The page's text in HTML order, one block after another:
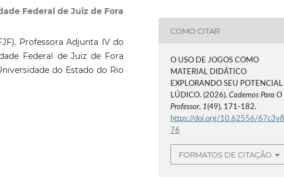
Federal de Juiz de Fora
Professora Adjunta IV do
Federal de Juiz de Fora
do Estado do Rio
COMO CITAR
O USO DE JOGOS COMO
MATERIAL DIDÁTICO
EXPLORANDO SEU POTENCIAL
LÚDICO. (2026).Cadernos Para O
Professor, 1(49), 171-182.
https://doi.org/10.62556/67c3v8
76
FORMATOS DE CITAÇÃO